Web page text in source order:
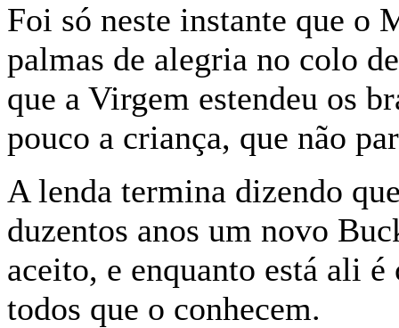
Foi só neste instante que o
palmas de alegria no colo
que a Virgem estendeu os
pouco a criança, que não
A lenda termina dizendo
duzentos anos um novo
aceito, e enquanto está ali
todos que o conhecem.